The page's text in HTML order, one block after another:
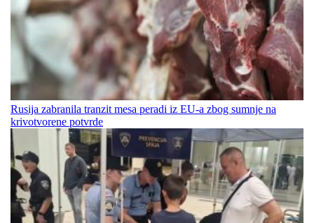
Rusija zabranila tranzit mesa peradi iz EU-a zbog sumnje na
krivotvorene potvrde